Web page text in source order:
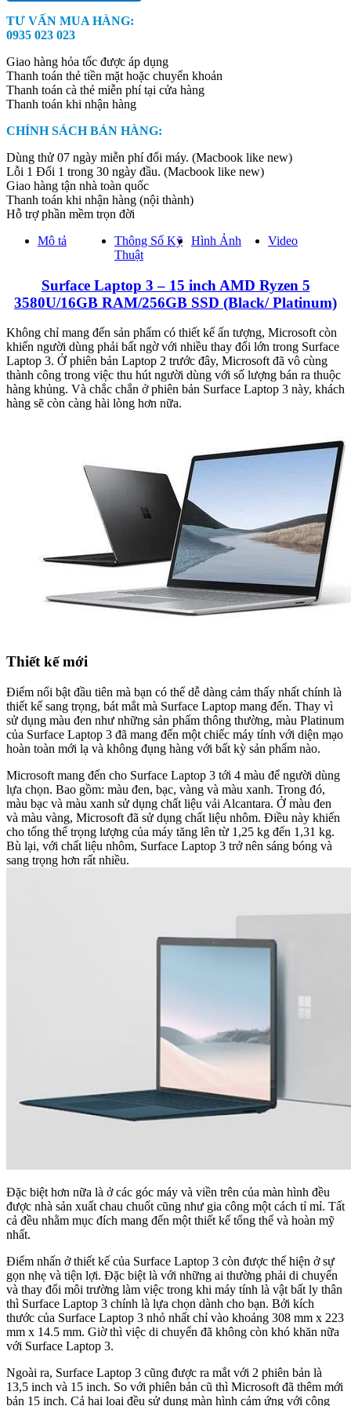
15
inch
Ryzen
5
3580U/16GB
RAM/256GB
(Black/
quantity
TƯ VẤN MUA HÀNG:
0935 023 023
Giao hàng hỏa tốc được áp dụng
Thanh toán thẻ tiền mặt hoặc chuyển khoản
Thanh toán cà thẻ miễn phí tại cửa hàng
Thanh toán khi nhận hàng
CHÍNH SÁCH BÁN HÀNG:
Dùng thử 07 ngày miễn phí đổi máy. (Macbook like new)
Lỗi 1 Đổi 1 trong 30 ngày đầu. (Macbook like new)
Giao hàng tận nhà toàn quốc
Thanh toán khi nhận hàng (nội thành)
Hỗ trợ phần mềm trọn đời
Mô tả
Thông Số Kỹ
Thuật
Hình Ảnh Video
Surface Laptop 3 – 15 inch AMD Ryzen 5
3580U/16GB RAM/256GB SSD (Black/ Platinum)
Không chỉ mang đến sản phẩm có thiết kế ấn tượng, Microsoft còn
khiến người dùng phải bất ngờ với nhiều thay đổi lớn trong Surface
Laptop 3. Ở phiên bản Laptop 2 trước đây, Microsoft đã vô cùng
thành công trong việc thu hút người dùng với số lượng bán ra thuộc
hàng khủng. Và chắc chắn ở phiên bản Surface Laptop 3 này, khách
hàng sẽ còn càng hài lòng hơn nữa.
Thiết kế mới
Điểm nổi bật đầu tiên mà bạn có thể dễ dàng cảm thấy nhất chính là
thiết kế sang trọng, bát mắt mà Surface Laptop mang đến. Thay vì
sử dụng màu đen như những sản phẩm thông thường, màu Platinum
của Surface Laptop 3 đã mang đến một chiếc máy tính với diện mạo
hoàn toàn mới lạ và không đụng hàng với bất kỳ sản phẩm nào.
Microsoft mang đến cho Surface Laptop 3 tới 4 màu để người dùng
lựa chọn. Bao gồm: màu đen, bạc, vàng và màu xanh. Trong đó,
màu bạc và màu xanh sử dụng chất liệu vải Alcantara. Ở màu đen
và màu vàng, Microsoft đã sử dụng chất liệu nhôm. Điều này khiến
cho tổng thể trọng lượng của máy tăng lên từ 1,25 kg đến 1,31 kg.
Bù lại, với chất liệu nhôm, Surface Laptop 3 trở nên sáng bóng và
sang trọng hơn rất nhiều.
Đặc biệt hơn nữa là ở các góc máy và viền trên của màn hình đều
được nhà sản xuất chau chuốt cũng như gia công một cách tỉ mỉ. Tất
cả đều nhằm mục đích mang đến một thiết kế tổng thể và hoàn mỹ
nhất.
Điểm nhấn ở thiết kế của Surface Laptop 3 còn được thể hiện ở sự
gọn nhẹ và tiện lợi. Đặc biệt là với những ai thường phải di chuyển
và thay đổi môi trường làm việc trong khi máy tính là vật bất ly thân
thì Surface Laptop 3 chính là lựa chọn dành cho bạn. Bởi kích
thước của Surface Laptop 3 nhỏ nhất chỉ vào khoảng 308 mm x 223
mm x 14.5 mm. Giờ thì việc di chuyển đã không còn khó khăn nữa
với Surface Laptop 3.
Ngoài ra, Surface Laptop 3 cũng được ra mắt với 2 phiên bản là
13,5 inch và 15 inch. So với phiên bản cũ thì Microsoft đã thêm mới
bản 15 inch. Cả hai loại đều sử dụng màn hình cảm ứng với công